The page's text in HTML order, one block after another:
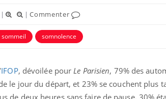
| |Commenter
somnolence
IFOP, dévoilée pour Le Parisien, 79% des
le jour du départ, et 23% se couchent plus
de deux heures sans faire de pause, 30%
en fer : comprendre pour
Youtube
irritabilité, brouillard mental ou
Youtube
Insuline
osait en
En 2026,